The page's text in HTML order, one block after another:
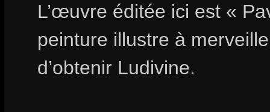
L’œuvre éditée ici est «
peinture illustre à
d’obtenir Ludivine.